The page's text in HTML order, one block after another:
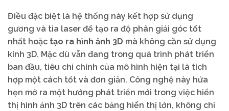
Điều đặc biệt là hệ thống này kết hợp sử dụng
gương và tia laser để tạo ra độ phân giải góc tốt
nhất hoặc tạo ra hình ảnh 3D mà không cần sử dụng
kính 3D. Mặc dù vẫn đang trong quá trình phát triển
ban đầu, tiêu chí chính của mô hình hiện tại là tích
hợp một cách tốt và đơn giản. Công nghệ này hứa
hẹn mở ra một hướng phát triển mới trong việc hiển
thị hình ảnh 3D trên các bảng hiển thị lớn, không chỉ